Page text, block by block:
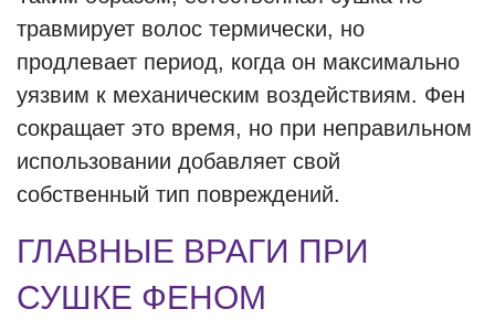
травмирует волос термически, но
продлевает период, когда он максимально
уязвим к механическим воздействиям. Фен
сокращает это время, но при неправильном
использовании добавляет свой
собственный тип повреждений.
ГЛАВНЫЕ ВРАГИ ПРИ
СУШКЕ ФЕНОМ